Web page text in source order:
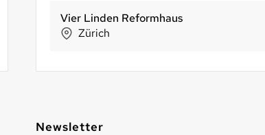
Vita Naturalis GmbH
Stäfa
Vier Linden Reformhaus
Zürich
NaturKraftWerke®
Newsletter